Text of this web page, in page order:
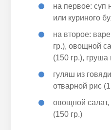
на первое: суп
или куриного
на второе:
гр.), овощной
(150 гр.), груша
гуляш из
отварной рис
овощной
(150 гр.)